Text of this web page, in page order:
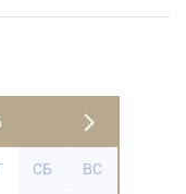
СБ
ВС